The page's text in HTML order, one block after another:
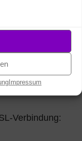
Impressum
MBit/s.
Verbindung: